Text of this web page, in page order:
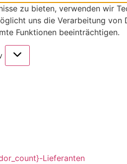
zu bieten, verwenden wir
uns die Verarbeitung
Funktionen beeinträchtigen.
Lieferanten